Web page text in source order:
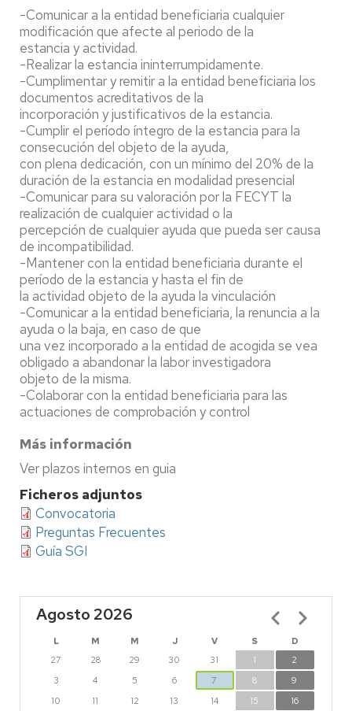
-Comunicar a la entidad beneficiaria cualquier
modificación que afecte al periodo de la
estancia y actividad.
-Realizar la estancia ininterrumpidamente.
-Cumplimentar y remitir a la entidad beneficiaria los
documentos acreditativos de la
incorporación y justificativos de la estancia.
-Cumplir el período íntegro de la estancia para la
consecución del objeto de la ayuda,
con plena dedicación, con un mínimo del 20% de la
duración de la estancia en modalidad presencial
-Comunicar para su valoración por la FECYT la
realización de cualquier actividad o la
percepción de cualquier ayuda que pueda ser causa
de incompatibilidad.
-Mantener con la entidad beneficiaria durante el
período de la estancia y hasta el fin de
la actividad objeto de la ayuda la vinculación
-Comunicar a la entidad beneficiaria, la renuncia a la
ayuda o la baja, en caso de que
una vez incorporado a la entidad de acogida se vea
obligado a abandonar la labor investigadora
objeto de la misma.
-Colaborar con la entidad beneficiaria para las
actuaciones de comprobación y control
Más información
Ver plazos internos en guia
Ficheros adjuntos
Convocatoria
Preguntas Frecuentes
Guía SGI
Agosto 2026
L M M J V S
D
27
28 29 30 31 1
2
3
4 5 6 7 8
9
10
11 12 13 14 15 16
Paginación